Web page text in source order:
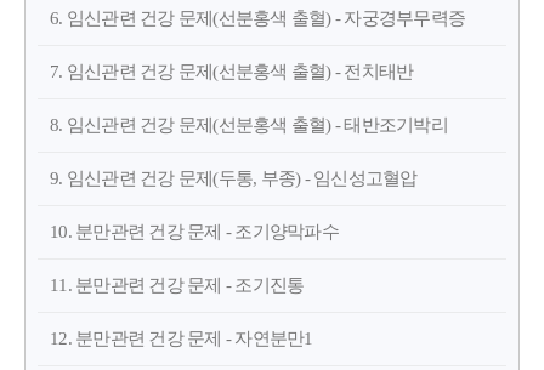
6. 임신관련 건강 문제(선분홍색 출혈) - 자궁경부무력증
7. 임신관련 건강 문제(선분홍색 출혈) - 전치태반
8. 임신관련 건강 문제(선분홍색 출혈) - 태반조기박리
9. 임신관련 건강 문제(두통, 부종) - 임신성고혈압
10. 분만관련 건강 문제 - 조기양막파수
11. 분만관련 건강 문제 - 조기진통
12. 분만관련 건강 문제 - 자연분만1